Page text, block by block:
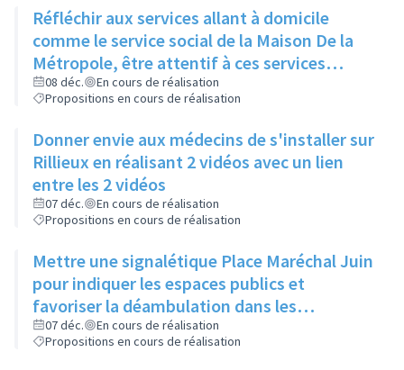
Réfléchir aux services allant à domicile
comme le service social de la Maison De la
Métropole, être attentif à ces services
rendus
08 déc.
En cours de réalisation
Propositions en cours de réalisation
Donner envie aux médecins de s'installer sur
Rillieux en réalisant 2 vidéos avec un lien
entre les 2 vidéos
07 déc.
En cours de réalisation
Propositions en cours de réalisation
Mettre une signalétique Place Maréchal Juin
pour indiquer les espaces publics et
favoriser la déambulation dans les
différents cheminements
07 déc.
En cours de réalisation
Propositions en cours de réalisation